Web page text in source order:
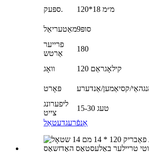
ספּעק.
120*18 מ״מ
מאַטעריאַל סופּ9
פרייער
אַרטש
180
וואָג 120 קילאָגראַם
פּאָרט קסיאַמען/אַנדערע
ליפערונג
צייט
15-30 טעג
אָנפֿרעגדעטאַל